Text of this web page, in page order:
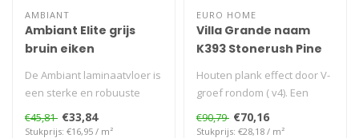
AMBIANT
Ambiant Elite grijs
bruin eiken
De Ambiant laminaatvloer is
een sterke en robuuste
e..
€45,81 €33,84
Stukprijs: €16,95 / m²
EURO HOME
Villa Grande naam
K393 Stonerush Pine
Houten plank effect door V-
groef rondom ( v4). Een
24,..
€90,79 €70,16
Stukprijs: €28,18 / m²